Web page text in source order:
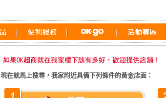
現在就馬上搜尋，我家附近具備下列條件的黃金店面：